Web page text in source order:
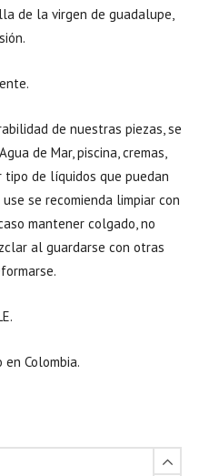
de la virgen de guadalupe,
de nuestras piezas, se
de Mar, piscina, cremas,
de líquidos que puedan
se recomienda limpiar con
mantener colgado, no
al guardarse con otras
Colombia.